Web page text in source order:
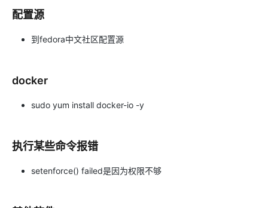
配置源
到fedora中文社区配置源
docker
sudo yum install docker-io -y
执行某些命令报错
setenforce() failed是因为权限不够